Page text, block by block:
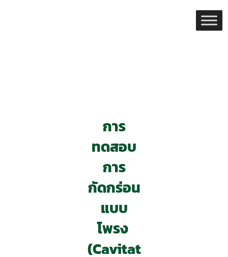
การ
ทดสอบ
การ
กัดกร่อน
แบบ
โพรง
(Cavitat